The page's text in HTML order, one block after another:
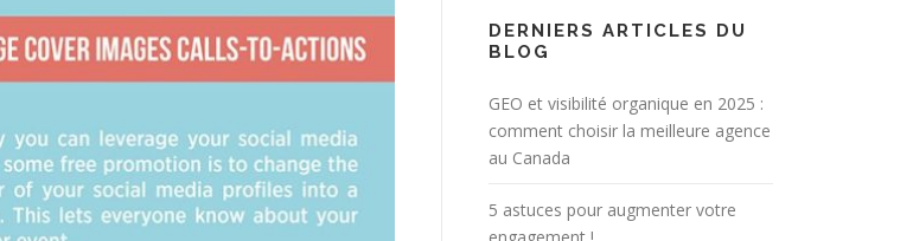
DERNIERS ARTICLES DU
BLOG
GEO et visibilité organique en 2025 :
comment choisir la meilleure agence
au Canada
5 astuces pour augmenter votre